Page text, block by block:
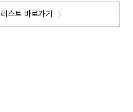
리스트 바로가기